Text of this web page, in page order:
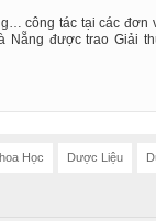
công tác tại các đơn
Nẵng được trao Giải
Học Dược Liệu